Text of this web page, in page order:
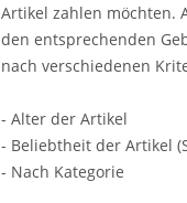
Artikel zahlen möchten.
den entsprechenden
nach verschiedenen
- Alter der Artikel
- Beliebtheit der Artikel
- Nach Kategorie